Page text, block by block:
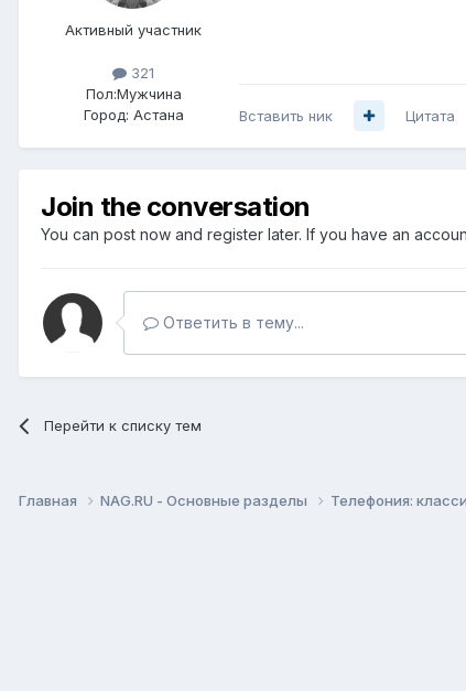
Активный участник
321
Пол:Мужчина
Город: Астана Вставить ник Цитата
Join the conversation
You can post now and register later. If you have an
Ответить в тему...
Перейти к списку тем
Главная NAG.RU - Основные разделы Телефония: